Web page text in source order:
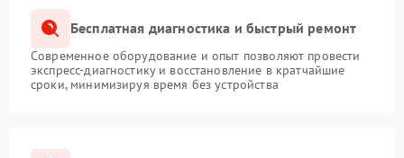
Бесплатная диагностика и быстрый ремонт
Современное оборудование и опыт позволяют провести
экспресс-диагностику и восстановление в кратчайшие
сроки, минимизируя время без устройства